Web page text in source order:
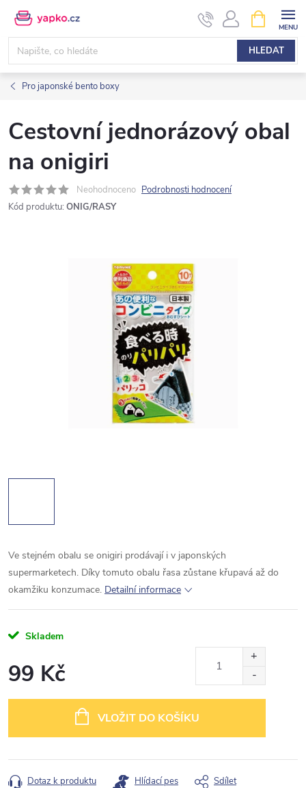
Přejít
obsah
HLEDAT
NÁKUPNÍ
KOŠÍK
Pro japonské bento boxy
Cestovní jednorázový obal
na onigiri
Neohodnoceno Podrobnosti hodnocení
Kód produktu: ONIG/RASY
Ve stejném obalu se onigiri prodávají i v japonských
supermarketech. Díky tomuto obalu řasa zůstane křupavá až do
okamžiku konzumace. Detailní informace
Skladem
99 Kč
VLOŽIT DO KOŠÍKU
Dotaz k produktu Hlídací pes Sdílet